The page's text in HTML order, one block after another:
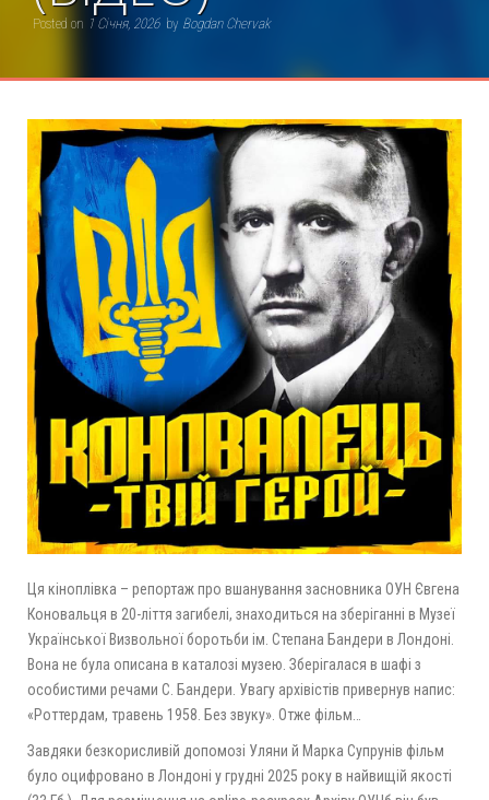
Posted on 1 Січня, 2026 by Bogdan Chervak
Ця кіноплівка – репортаж про вшанування засновника ОУН Євгена
Коновальця в 20-ліття загибелі, знаходиться на зберіганні в Музеї
Української Визвольної боротьби ім. Степана Бандери в Лондоні.
Вона не була описана в каталозі музею. Зберігалася в шафі з
особистими речами С. Бандери. Увагу архівістів привернув напис:
«Роттердам, травень 1958. Без звуку». Отже фільм…
Завдяки безкорисливій допомозі Уляни й Марка Супрунів фільм
було оцифровано в Лондоні у грудні 2025 року в найвищій якості